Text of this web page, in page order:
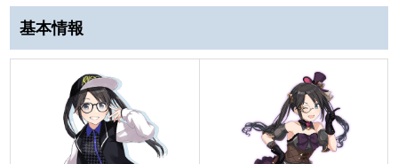
基本情報